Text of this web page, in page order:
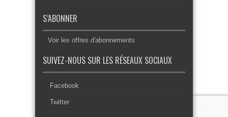
S’ABONNER
Voir les offres d'abonnements
SUIVEZ-NOUS SUR LES RÉSEAUX SOCIAUX
Facebook
Twitter